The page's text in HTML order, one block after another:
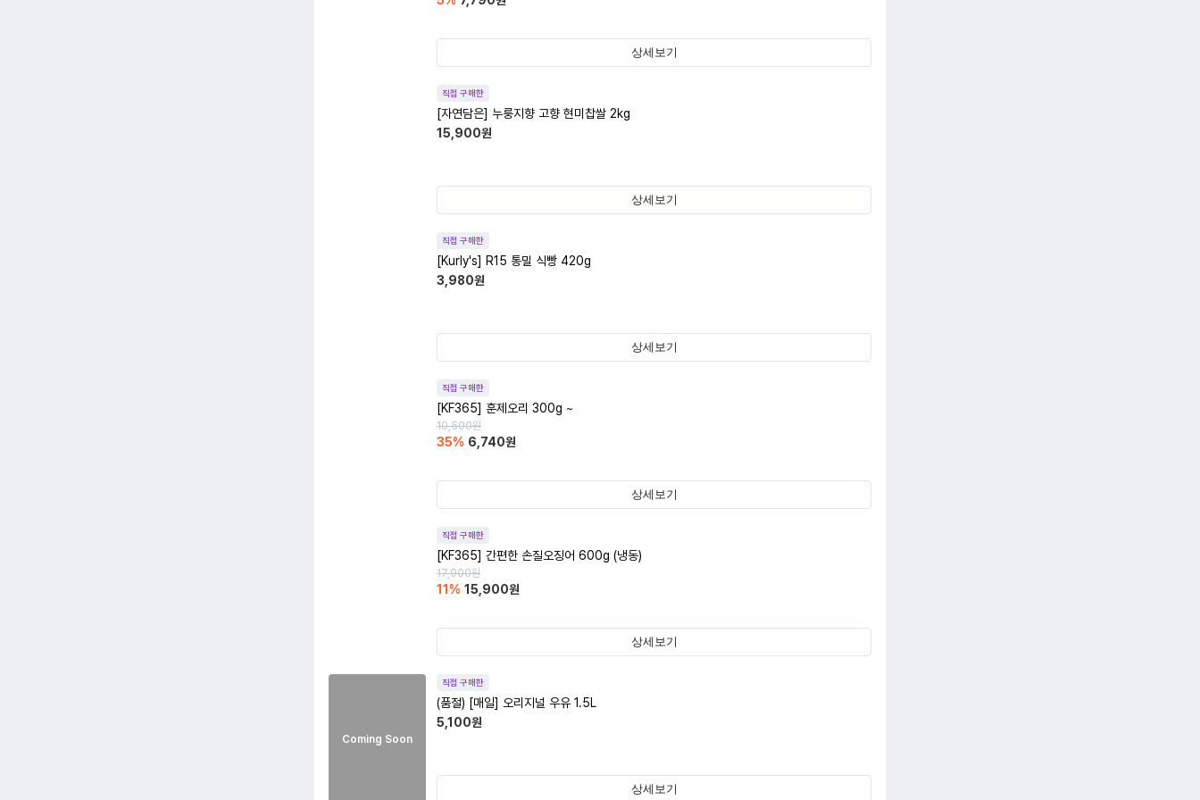
상세보기
직접 구매한
[자연담은] 누룽지향 고향 현미찹쌀 2kg
15,900원
상세보기
직접 구매한
[Kurly's] R15 통밀 식빵 420g
3,980원
상세보기
직접 구매한
[KF365] 훈제오리 300g ~
10,500원
35% 6,740원
상세보기
직접 구매한
[KF365] 간편한 손질오징어 600g (냉동)
17,900원
11 % 15,900원
상세보기
Coming Soon
직접 구매한
(품절) [매일] 오리지널 우유 1.5L
5,100원
상세보기